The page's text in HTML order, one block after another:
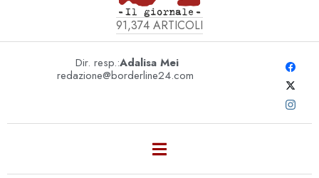
91,374 ARTICOLI
Dir. resp.:Adalisa Mei
redazione@borderline24.com